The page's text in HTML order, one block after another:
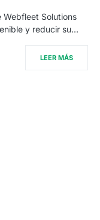
Webfleet Solutions
y reducir su…
LEER MÁS